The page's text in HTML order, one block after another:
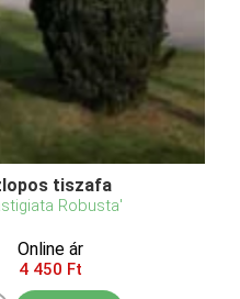
tiszafa
Robusta'
Online ár
4 450 Ft